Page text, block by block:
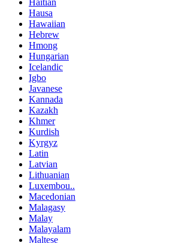
Haitian
Hausa
Hawaiian
Hebrew
Hmong
Hungarian
Icelandic
Igbo
Javanese
Kannada
Kazakh
Khmer
Kurdish
Kyrgyz
Latin
Latvian
Lithuanian
Luxembou..
Macedonian
Malagasy
Malay
Malayalam
Maltese